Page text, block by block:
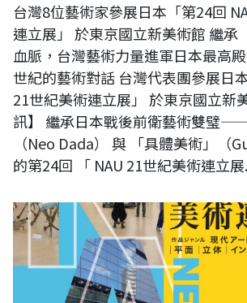
台灣8位藝術家參展日本「第24回
連立展」 於東京國立新美術館 繼承
血脈，台灣藝術力量進軍日本最高
世紀的藝術對話 台灣代表團參展日
21世紀美術連立展」 於東京國立新
訊】 繼承日本戰後前衛藝術雙璧——
（Neo Dada） 與 「具體美術」（
的第24回 「 NAU 21世紀美術連立展